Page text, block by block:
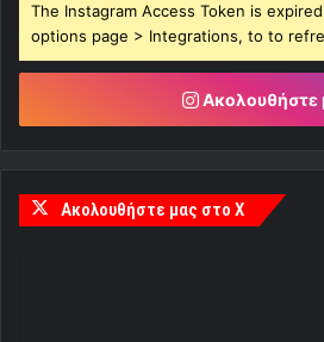
The Instagram Access Token is
options page > Integrations, to to
Ακολουθήστε
Ακολουθήστε μας στο X